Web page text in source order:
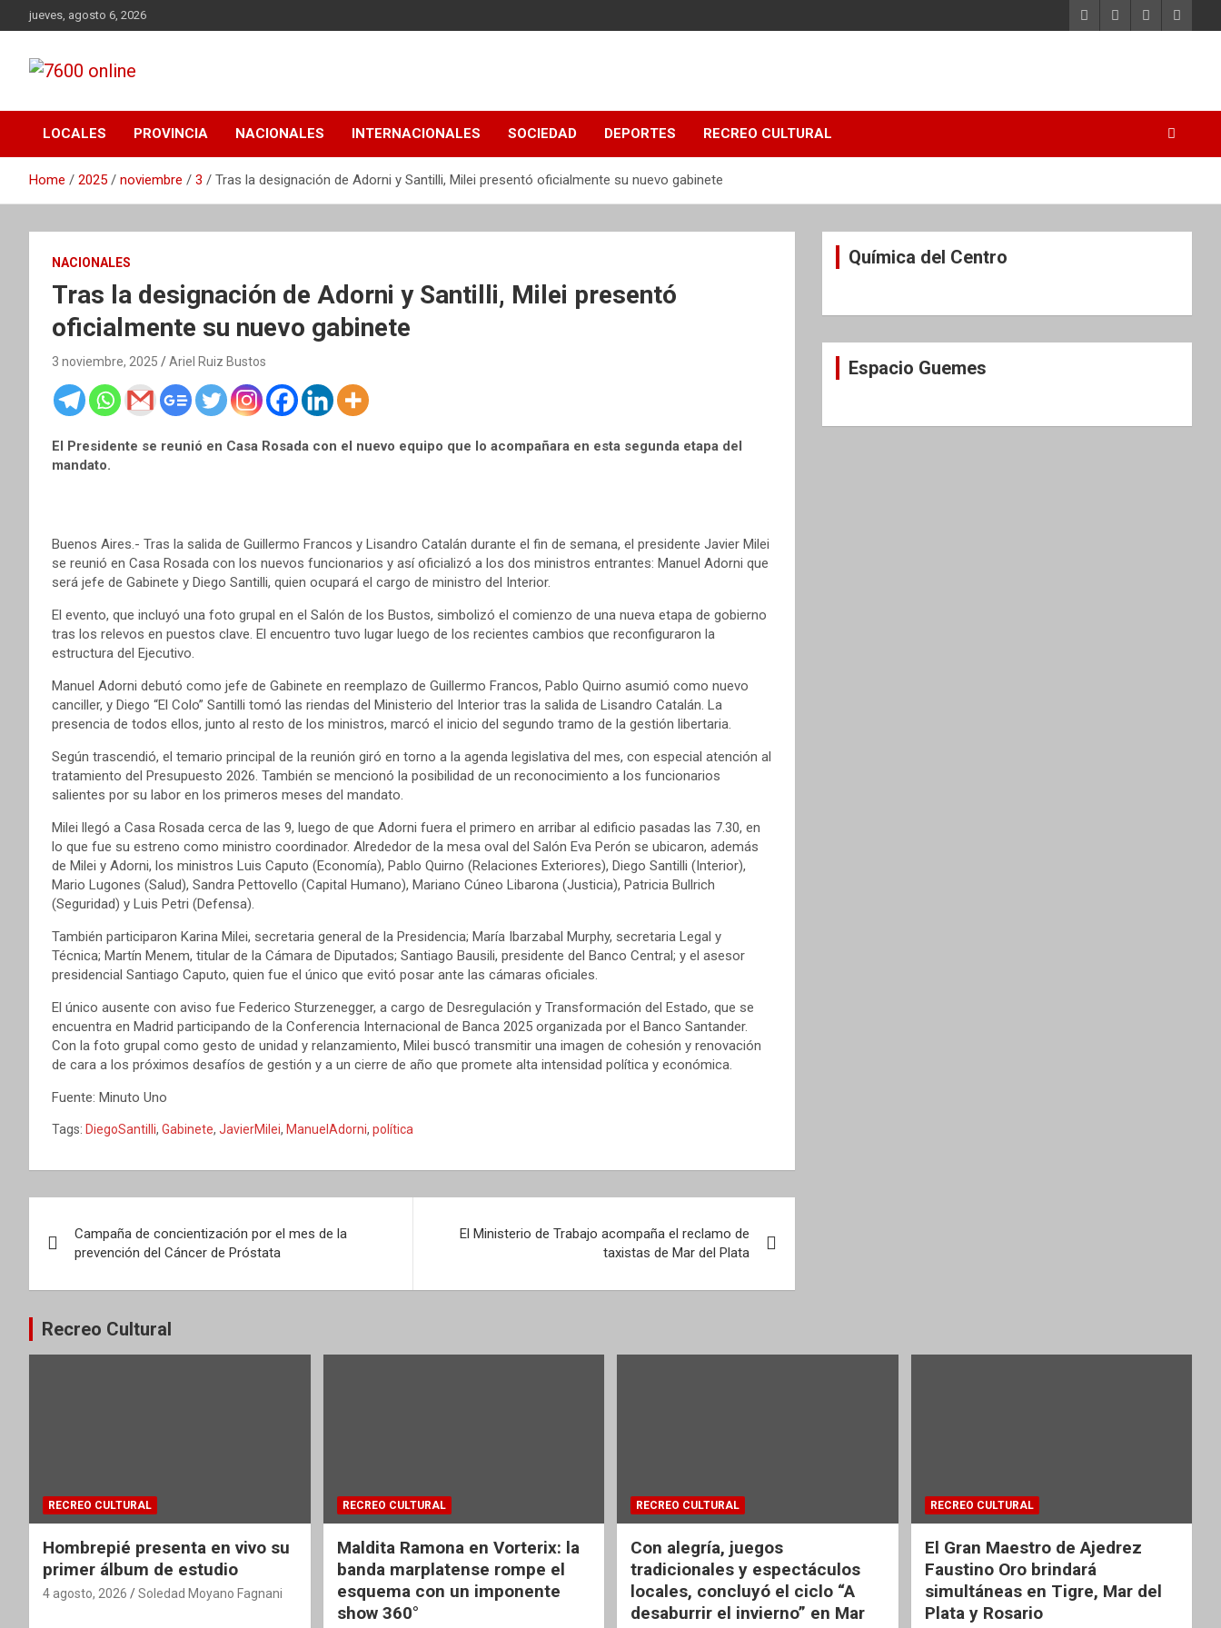
to
jueves, agosto 6, 2026
7600 online
local, nacional e internacional, deportiva y cultural.
LOCALES
PROVINCIA NACIONALES INTERNACIONALES SOCIEDAD DEPORTES RECREO CULTURAL
Home 2025 noviembre 3 Tras la designación de Adorni y Santilli, Milei presentó oficialmente su nuevo gabinete
NACIONALES
Tras la designación de Adorni y Santilli, Milei presentó
oficialmente su nuevo gabinete
3 noviembre, 2025 Ariel Ruiz Bustos
El Presidente se reunió en Casa Rosada con el nuevo equipo que lo acompañara en esta segunda etapa del
mandato.
Buenos Aires.- Tras la salida de Guillermo Francos y Lisandro Catalán durante el fin de semana, el presidente Javier Milei
se reunió en Casa Rosada con los nuevos funcionarios y así oficializó a los dos ministros entrantes: Manuel Adorni que
será jefe de Gabinete y Diego Santilli, quien ocupará el cargo de ministro del Interior.
El evento, que incluyó una foto grupal en el Salón de los Bustos, simbolizó el comienzo de una nueva etapa de gobierno
tras los relevos en puestos clave. El encuentro tuvo lugar luego de los recientes cambios que reconfiguraron la
estructura del Ejecutivo.
Manuel Adorni debutó como jefe de Gabinete en reemplazo de Guillermo Francos, Pablo Quirno asumió como nuevo
canciller, y Diego “El Colo” Santilli tomó las riendas del Ministerio del Interior tras la salida de Lisandro Catalán. La
presencia de todos ellos, junto al resto de los ministros, marcó el inicio del segundo tramo de la gestión libertaria.
Según trascendió, el temario principal de la reunión giró en torno a la agenda legislativa del mes, con especial atención al
tratamiento del Presupuesto 2026. También se mencionó la posibilidad de un reconocimiento a los funcionarios
salientes por su labor en los primeros meses del mandato.
Milei llegó a Casa Rosada cerca de las 9, luego de que Adorni fuera el primero en arribar al edificio pasadas las 7.30, en
lo que fue su estreno como ministro coordinador. Alrededor de la mesa oval del Salón Eva Perón se ubicaron, además
de Milei y Adorni, los ministros Luis Caputo (Economía), Pablo Quirno (Relaciones Exteriores), Diego Santilli (Interior),
Mario Lugones (Salud), Sandra Pettovello (Capital Humano), Mariano Cúneo Libarona (Justicia), Patricia Bullrich
(Seguridad) y Luis Petri (Defensa).
También participaron Karina Milei, secretaria general de la Presidencia; María Ibarzabal Murphy, secretaria Legal y
Técnica; Martín Menem, titular de la Cámara de Diputados; Santiago Bausili, presidente del Banco Central; y el asesor
presidencial Santiago Caputo, quien fue el único que evitó posar ante las cámaras oficiales.
El único ausente con aviso fue Federico Sturzenegger, a cargo de Desregulación y Transformación del Estado, que se
encuentra en Madrid participando de la Conferencia Internacional de Banca 2025 organizada por el Banco Santander.
Con la foto grupal como gesto de unidad y relanzamiento, Milei buscó transmitir una imagen de cohesión y renovación
de cara a los próximos desafíos de gestión y a un cierre de año que promete alta intensidad política y económica.
Fuente: Minuto Uno
Tags: DiegoSantilli, Gabinete, JavierMilei, ManuelAdorni, política
de
entradas
Campaña de concientización por el mes de la
prevención del Cáncer de Próstata
El Ministerio de Trabajo acompaña el reclamo de
taxistas de Mar del Plata
Química del Centro
Espacio Guemes
Recreo Cultural
RECREO CULTURAL
Hombrepié presenta en vivo su
primer álbum de estudio
4 agosto, 2026 Soledad Moyano Fagnani
RECREO CULTURAL
Maldita Ramona en Vorterix: la
banda marplatense rompe el
esquema con un imponente
show 360°
RECREO CULTURAL
Con alegría, juegos
tradicionales y espectáculos
locales, concluyó el ciclo “A
desaburrir el invierno” en Mar
RECREO CULTURAL
El Gran Maestro de Ajedrez
Faustino Oro brindará
simultáneas en Tigre, Mar del
Plata y Rosario